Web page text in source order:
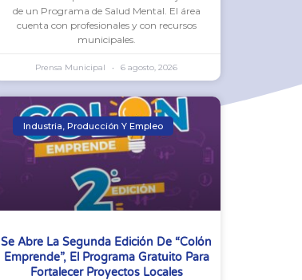
de un Programa de Salud Mental. El área
cuenta con profesionales y con recursos
municipales.
Prensa Municipal 6 agosto, 2026
Industria, Producción Y Empleo
Se Abre La Segunda Edición De “Colón
Emprende”, El Programa Gratuito Para
Fortalecer Proyectos Locales